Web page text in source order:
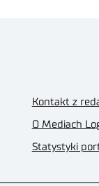
Kontakt z
O Mediach
Statystyki